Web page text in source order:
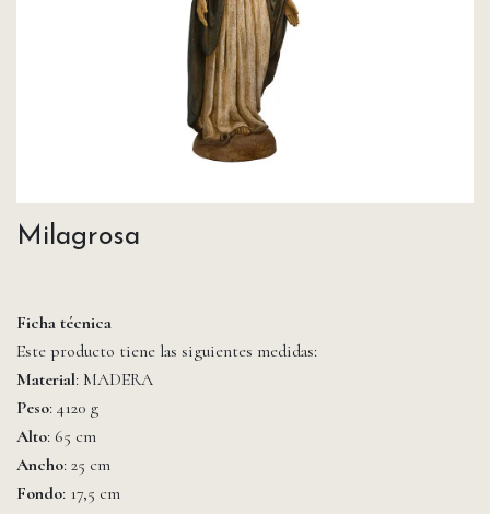
Milagrosa
Ficha técnica
Este producto tiene las siguientes medidas:
Material: MADERA
Peso: 4120 g
Alto: 65 cm
Ancho: 25 cm
Fondo: 17,5 cm